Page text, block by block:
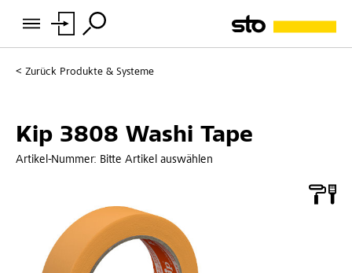
Zurück Produkte & Systeme
Kip 3808 Washi Tape
Artikel-Nummer: Bitte Artikel auswählen